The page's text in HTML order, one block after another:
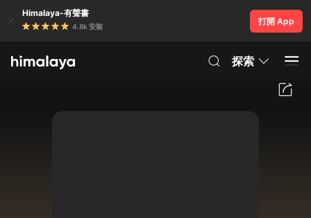
Himalaya-有聲書
4.8k 安裝
打開 App
探索